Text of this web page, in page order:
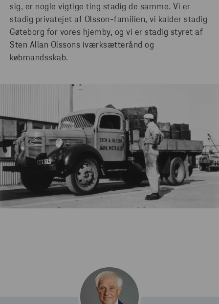
sig, er nogle vigtige ting stadig de samme. Vi er
stadig privatejet af Olsson-familien, vi kalder stadig
Gøteborg for vores hjemby, og vi er stadig styret af
Sten Allan Olssons iværksætterånd og
købmandsskab.